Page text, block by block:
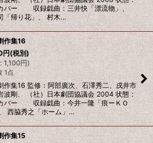
バー 収録戯曲：三井快「漂流物」、
「帰り花」、 村木…
作集16
円(税別)
: 1,100円)
1点
作集16 監修：阿部廣次、石澤秀二、戌井市
波剛、 （社）日本劇団協議会 2004 状態：
ー 収録戯曲：今井一隆「痕ーＫＯ
西脇秀之「ホーム」…
作集15